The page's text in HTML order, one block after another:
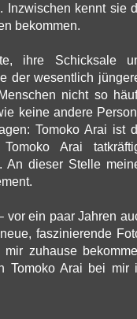
Inzwischen kennt sie
bekommen.
ihre Schicksale
der wesentlich
nicht so
keine andere
Tomoko Arai ist
Arai
An dieser Stelle
vor ein paar Jahren
faszinierende
zuhause
Tomoko Arai bei mir